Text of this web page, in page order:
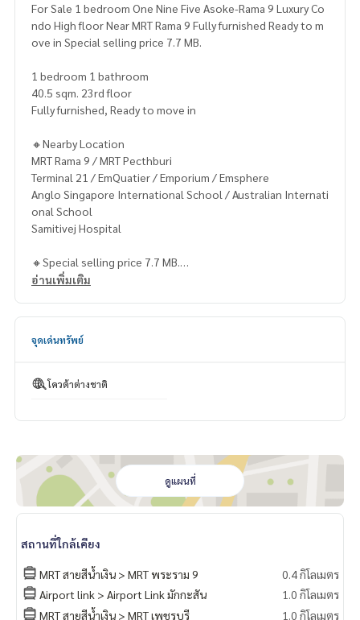
For Sale 1 bedroom One Nine Five Asoke-Rama 9 Luxury Co
ndo High floor Near MRT Rama 9 Fully furnished Ready to m
ove in Special selling price 7.7 MB.
1 bedroom 1 bathroom
40.5 sqm. 23rd floor
Fully furnished, Ready to move in
🔸Nearby Location
MRT Rama 9 / MRT Pecthburi
Terminal 21 / EmQuatier / Emporium / Emsphere
Anglo Singapore International School / Australian Internati
onal School
Samitivej Hospital
🔸Special selling price 7.7 MB.
Website :https://www.mcrethailand.com/
My Celebrity Co., Ltd. Real Estate Agency, Service You Can T
do for rent #For rent #Condorental #RentSellCondoBang
kok #rentcondo #rentalproperty #rental #Luxurycondofo
rrent #CondonearBTS #Condo #MCRE #realestateagent #
nearhospital #hospital #MRT #BTS #penthouse #luxury #i
nternational school #university #BTS Asoke #MRTphetcha
buri #Sukhumvit #Terminal 21 #EmQuatier #Emporium #As
oke #One Nine Five Asoke-Rama 9
อ่านเพิ่มเติม
จุดเด่นทรัพย์
โควต้าต่างชาติ
ดูแผนที่
สถานที่ใกล้เคียง
MRT สายสีน้ำเงิน > MRT พระราม 9
0.4 กิโลเมตร
Airport link > Airport Link มักกะสัน
1.0 กิโลเมตร
MRT สายสีน้ำเงิน > MRT เพชรบุรี
1.0 กิโลเมตร